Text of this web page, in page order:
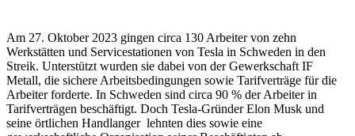
Am 27. Oktober 2023 gingen circa 130 Arbeiter von zehn
Werkstätten und Servicestationen von Tesla in Schweden in den
Streik. Unterstützt wurden sie dabei von der Gewerkschaft IF
Metall, die sichere Arbeitsbedingungen sowie Tarifverträge für die
Arbeiter forderte. In Schweden sind circa 90 % der Arbeiter in
Tarifverträgen beschäftigt. Doch Tesla-Gründer Elon Musk und
seine örtlichen Handlanger lehnten dies sowie eine